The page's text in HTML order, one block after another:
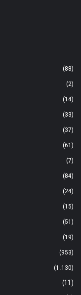
(88)
(2)
(14)
(33)
(37)
(61)
(7)
(84)
(24)
(15)
(51)
(19)
(953)
(1.130)
(11)